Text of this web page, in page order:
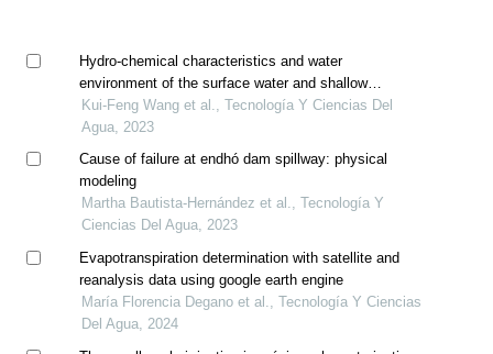
Hydro-chemical characteristics and water
environment of the surface water and shallow
groundwater in the north of yellow river delta, china
Kui-Feng Wang et al., Tecnología Y Ciencias Del
Agua, 2023
Cause of failure at endhó dam spillway: physical
modeling
Martha Bautista-Hernández et al., Tecnología Y
Ciencias Del Agua, 2023
Evapotranspiration determination with satellite and
reanalysis data using google earth engine
María Florencia Degano et al., Tecnología Y Ciencias
Del Agua, 2024